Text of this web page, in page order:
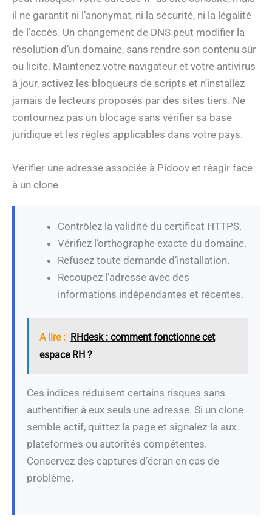
il ne garantit ni l’anonymat, ni la sécurité, ni la légalité
de l’accès. Un changement de DNS peut modifier la
résolution d’un domaine, sans rendre son contenu sûr
ou licite. Maintenez votre navigateur et votre antivirus
à jour, activez les bloqueurs de scripts et n’installez
jamais de lecteurs proposés par des sites tiers. Ne
contournez pas un blocage sans vérifier sa base
juridique et les règles applicables dans votre pays.
Vérifier une adresse associée à Pidoov et réagir face
à un clone
Contrôlez la validité du certificat HTTPS.
Vérifiez l’orthographe exacte du domaine.
Refusez toute demande d’installation.
Recoupez l’adresse avec des
informations indépendantes et récentes.
A lire : RHdesk : comment fonctionne cet
espace RH ?
Ces indices réduisent certains risques sans
authentifier à eux seuls une adresse. Si un clone
semble actif, quittez la page et signalez-la aux
plateformes ou autorités compétentes.
Conservez des captures d’écran en cas de
problème.